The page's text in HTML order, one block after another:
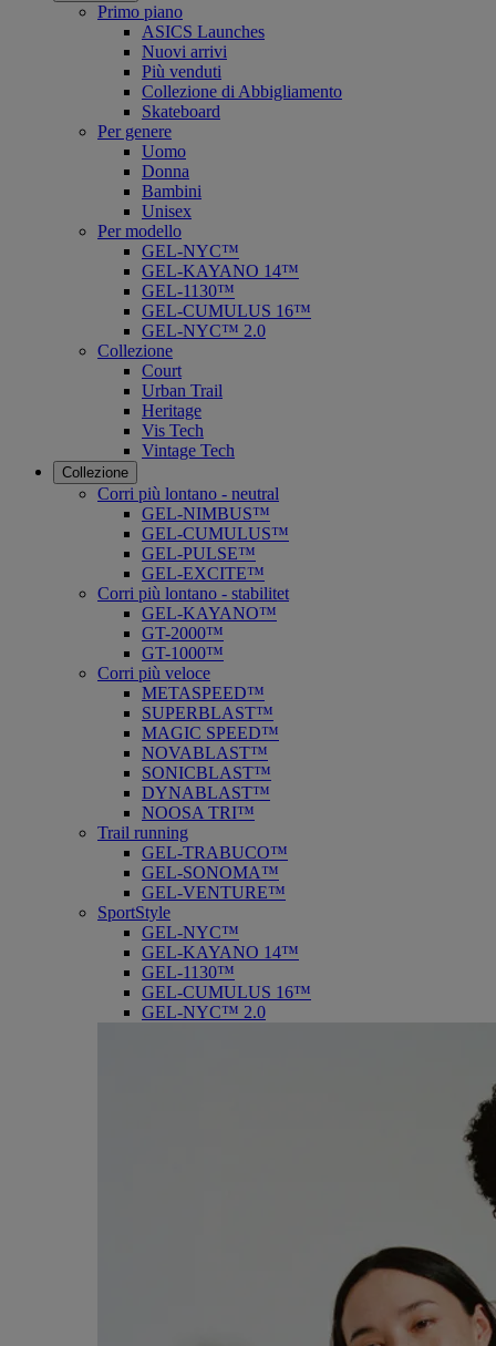
Primo piano
ASICS Launches
Nuovi arrivi
Più venduti
Collezione di Abbigliamento
Skateboard
Per genere
Uomo
Donna
Bambini
Unisex
Per modello
GEL-NYC™
GEL-KAYANO 14™
GEL-1130™
GEL-CUMULUS 16™
GEL-NYC™ 2.0
Collezione
Court
Urban Trail
Heritage
Vis Tech
Vintage Tech
Collezione
Corri più lontano - neutral
GEL-NIMBUS™
GEL-CUMULUS™
GEL-PULSE™
GEL-EXCITE™
Corri più lontano - stabilitet
GEL-KAYANO™
GT-2000™
GT-1000™
Corri più veloce
METASPEED™
SUPERBLAST™
MAGIC SPEED™
NOVABLAST™
SONICBLAST™
DYNABLAST™
NOOSA TRI™
Trail running
GEL-TRABUCO™
GEL-SONOMA™
GEL-VENTURE™
SportStyle
GEL-NYC™
GEL-KAYANO 14™
GEL-1130™
GEL-CUMULUS 16™
GEL-NYC™ 2.0